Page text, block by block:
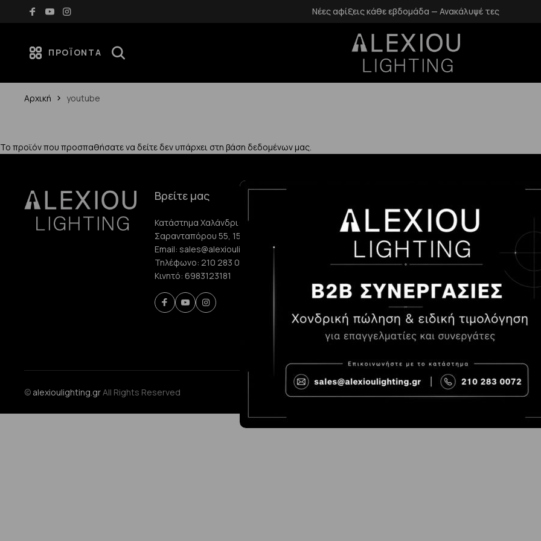
Δωρεάν μεταφορικά για αγορές άνω των 70€ Νέες αφίξεις κάθε εβδομάδα — Ανακάλυψέ τες
ΠΡΟΪΌΝΤΑ
Αρχική youtube
Το προϊόν που προσπαθήσατε να δείτε δεν υπάρχει στη βάση δεδομένων μας.
Βρείτε μας
Κατάστημα Χαλάνδρι:
Σαρανταπόρου 55, 15232, Χαλάνδρι
Email: sales@alexioulighting.gr
Τηλέφωνο: 210 283 0072
Κινητό: 6983123181
Η Εταιρεία μας
Επικοινωνία
Blog
Τρόποι Παραγγελίας
Τρόποι Αποστολής και
κόστος
Επιστροφές
Προστασία
Δεδομένων
Όροι χρήσης
Cookies
Consent
© alexioulighting.grAll Rights Reserved